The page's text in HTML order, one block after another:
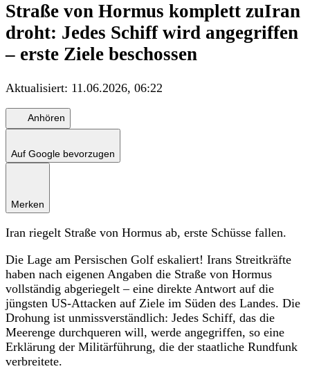
Straße von Hormus komplett zuIran
droht: Jedes Schiff wird angegriffen
– erste Ziele beschossen
Aktualisiert: 11.06.2026, 06:22
Anhören
Auf Google bevorzugen
Merken
Iran riegelt Straße von Hormus ab, erste Schüsse fallen.
Die Lage am Persischen Golf eskaliert! Irans Streitkräfte
haben nach eigenen Angaben die Straße von Hormus
vollständig abgeriegelt – eine direkte Antwort auf die
jüngsten US-Attacken auf Ziele im Süden des Landes. Die
Drohung ist unmissverständlich: Jedes Schiff, das die
Meerenge durchqueren will, werde angegriffen, so eine
Erklärung der Militärführung, die der staatliche Rundfunk
verbreitete.